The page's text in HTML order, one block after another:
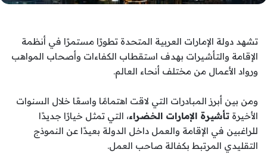
تشهد دولة الإمارات العربية المتحدة تطورًا مستمرًا في أنظمة
الإقامة والتأشيرات بهدف استقطاب الكفاءات وأصحاب المواهب
ورواد الأعمال من مختلف أنحاء العالم.
ومن بين أبرز المبادرات التي لاقت اهتمامًا واسعًا خلال السنوات
الأخيرة تأشيرة الإمارات الخضراء، التي تمثل خيارًا جديدًا
للراغبين في الإقامة والعمل داخل الدولة بعيدًا عن النموذج
التقليدي المرتبط بكفالة صاحب العمل.